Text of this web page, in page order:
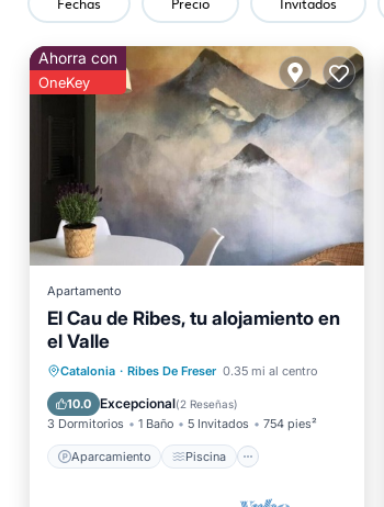
Ahorra con
OneKey
Apartamento
El Cau de Ribes, tu alojamiento en
el Valle
Catalonia · Ribes De Freser 0.35 mi al centro
10.0 Excepcional(2 Reseñas)
3 Dormitorios 1 Baño 5 Invitados 754 pies²
Aparcamiento Piscina
Aparcamiento Piscina
Esquí
Balcón/Terraza